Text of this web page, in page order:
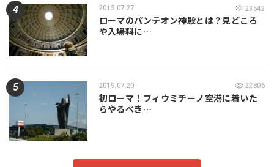
2015.07.27 23542
ローマのパンテオン神殿とは？見どころ
や入場料に…
2019.07.20 22806
初ローマ！フィウミチーノ空港に着いた
らやるべき…